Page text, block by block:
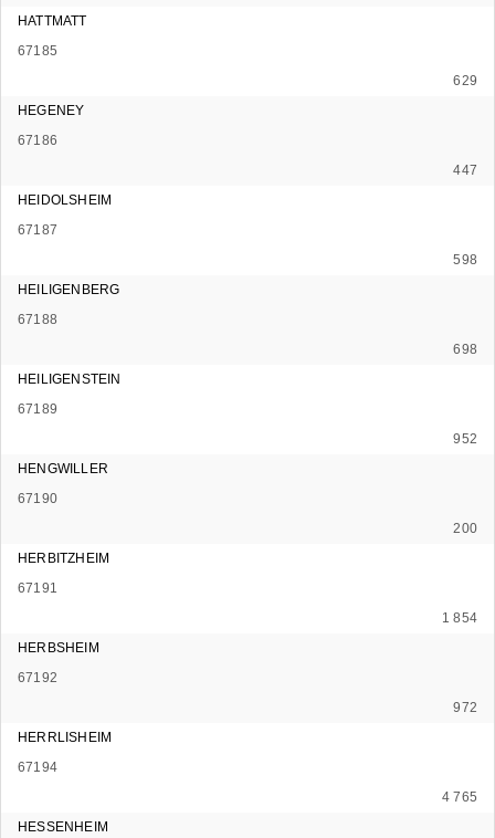
HATTMATT
67185
629
HEGENEY
67186
447
HEIDOLSHEIM
67187
598
HEILIGENBERG
67188
698
HEILIGENSTEIN
67189
952
HENGWILLER
67190
200
HERBITZHEIM
67191
1 854
HERBSHEIM
67192
972
HERRLISHEIM
67194
4 765
HESSENHEIM